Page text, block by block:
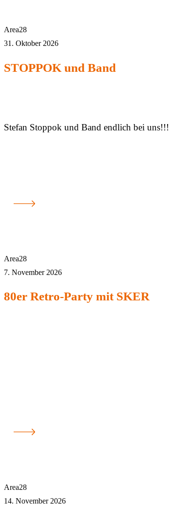
Area28
31. Oktober 2026
STOPPOK und Band
Stefan Stoppok und Band endlich bei uns!!!
Area28
7. November 2026
80er Retro-Party mit SKER
Area28
14. November 2026